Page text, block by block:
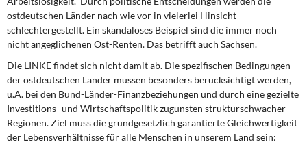
Memo-Gruppe
Institut Solidarische Moderne
Rosa-Luxemburg-Stiftung
Über mich
ostdeutschen Länder nach wie vor in vielerlei Hinsicht
schlechtergestellt. Ein skandalöses Beispiel sind die immer noch
nicht angeglichenen Ost-Renten. Das betrifft auch Sachsen.
Die LINKE findet sich nicht damit ab. Die spezifischen Bedingungen
der ostdeutschen Länder müssen besonders berücksichtigt werden,
u.A. bei den Bund-Länder-Finanzbeziehungen und durch eine gezielte
Investitions- und Wirtschaftspolitik zugunsten strukturschwacher
Regionen. Ziel muss die grundgesetzlich garantierte Gleichwertigkeit
der Lebensverhältnisse für alle Menschen in unserem Land sein: